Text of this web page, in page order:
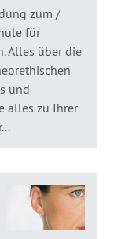
zum /
für
Alles über die
und
alles zu Ihrer